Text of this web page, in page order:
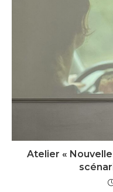
Atelier «